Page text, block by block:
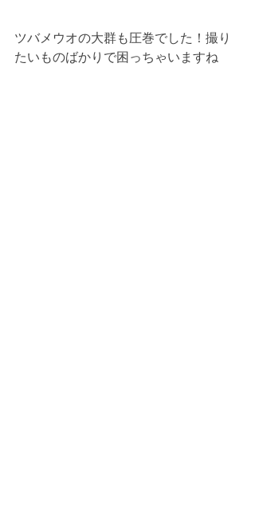
ツバメウオの大群も圧巻でした！撮り
たいものばかりで困っちゃいますね